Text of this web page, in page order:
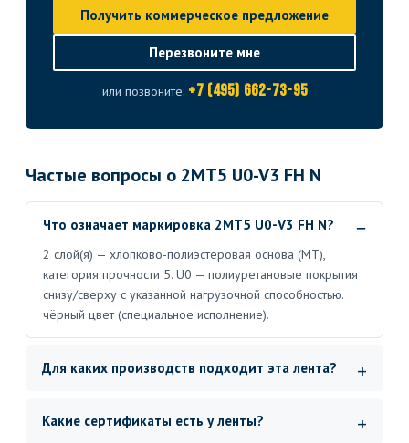
Получить коммерческое предложение
Перезвоните мне
или позвоните: +7 (495) 662-73-95
Частые вопросы о 2MT5 U0-V3 FH N
Что означает маркировка 2MT5 U0-V3 FH N?
2 слой(я) — хлопково-полиэстеровая основа (MT),
категория прочности 5. U0 — полиуретановые покрытия
снизу/сверху с указанной нагрузочной способностью.
чёрный цвет (специальное исполнение).
Для каких производств подходит эта лента?
Какие сертификаты есть у ленты?